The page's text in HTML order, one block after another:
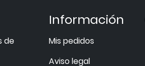
de
Información
Mis pedidos
Aviso legal